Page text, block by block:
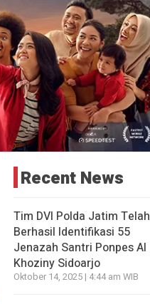
Recent News
Tim DVI Polda Jatim Telah
Berhasil Identifikasi 55
Jenazah Santri Ponpes Al
Khoziny Sidoarjo
Oktober 14, 2025 | 4:44 am WIB